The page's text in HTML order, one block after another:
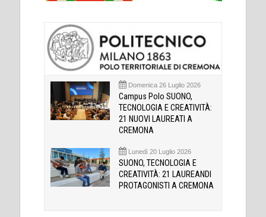
Domenica 26 Luglio 2026
Campus Polo SUONO,
TECNOLOGIA E CREATIVITÀ:
21 NUOVI LAUREATI A
CREMONA
Lunedì 20 Luglio 2026
SUONO, TECNOLOGIA E
CREATIVITÀ: 21 LAUREANDI
PROTAGONISTI A CREMONA